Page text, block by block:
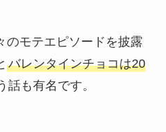
のモテエピソードを披露
バレンタインチョコは20
話も有名です。